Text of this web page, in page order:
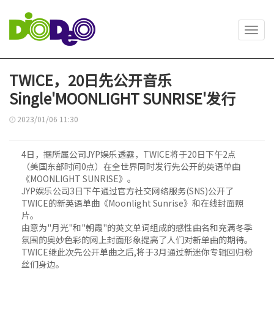
TWICE，20日先公开音乐
Single'MOONLIGHT SUNRISE'发行
2023/01/06 11:30
4日，据所属公司JYP娱乐透露，TWICE将于20日下午2点
（美国东部时间0点）在全世界同时发行先公开的英语单曲
《MOONLIGHT SUNRISE》。
JYP娱乐公司3日下午通过官方社交网络服务(SNS)公开了
TWICE的新英语单曲《Moonlight Sunrise》和在线封面照
片。
由意为"月光"和"朝霞"的英文单词组成的感性曲名和充满冬季
氛围的奥妙色彩的网上封面形象提高了人们对新单曲的期待。
TWICE继此次先公开单曲之后,将于3月通过新迷你专辑回归粉
丝们身边。